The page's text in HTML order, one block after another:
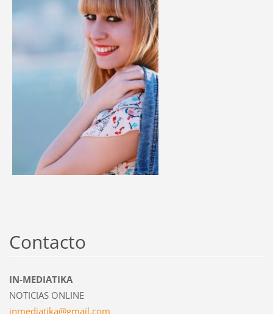
Contacto
IN-MEDIATIKA
NOTICIAS ONLINE
inmediatika@gmail.com